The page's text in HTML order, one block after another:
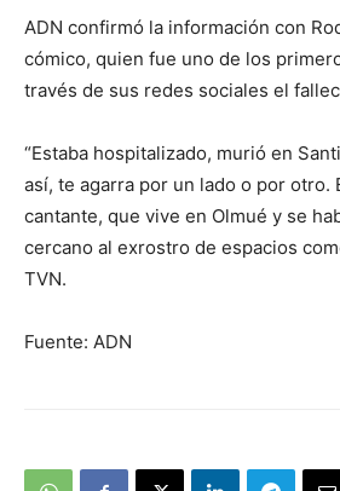
ADN confirmó la información con
cómico, quien fue uno de los
través de sus redes sociales el
“Estaba hospitalizado, murió en
así, te agarra por un lado o por otro.
cantante, que vive en Olmué y se
cercano al exrostro de espacios
TVN.
Fuente: ADN